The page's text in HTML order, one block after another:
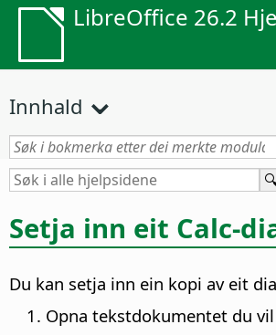
LibreOffice 26.2
Innhald
Setja inn eit Calc-
Du kan setja inn ein kopi av eit
Opna tekstdokumentet du